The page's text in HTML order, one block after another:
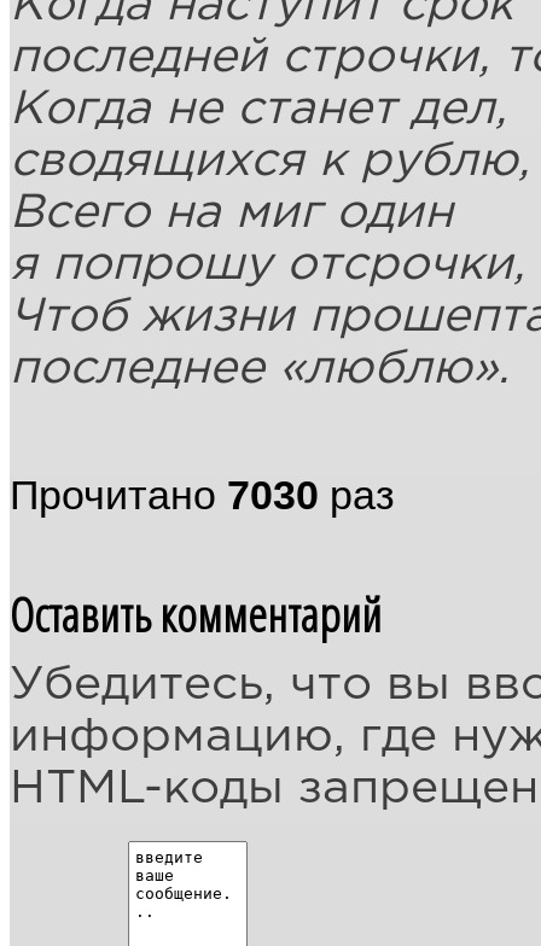
последней строчки,
Когда не станет дел,
сводящихся к рублю,
Всего на миг один
я попрошу отсрочки,
Чтоб жизни
последнее «люблю».
Прочитано 7030 раз
Оставить комментарий
Убедитесь, что вы
информацию, где
HTML-коды